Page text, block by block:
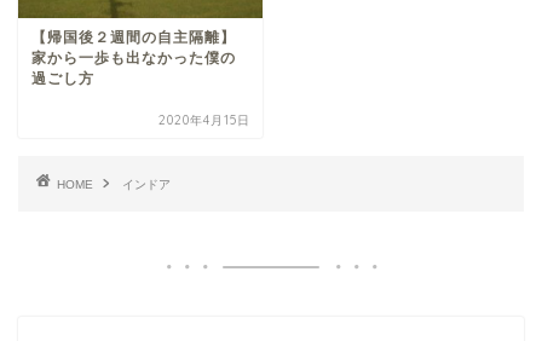
【帰国後２週間の自主隔離】
家から一歩も出なかった僕の
過ごし方
2020年4月15日
HOME インドア